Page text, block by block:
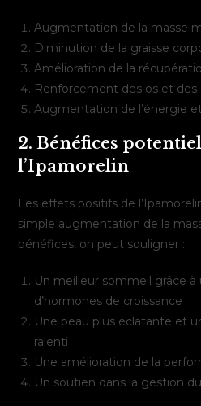
Augmentation de la masse
Diminution de la graisse
Amélioration de la
Renforcement des os et des
Augmentation de l’énergie
2. Bénéfices
l’Ipamorelin
Les effets positifs de
simple augmentation de la
bénéfices, on peut souligner :
Un meilleur sommeil grâce à
d’hormones de croissance
Une peau plus éclatante et
ralenti
Une amélioration de la
Un soutien dans la gestion